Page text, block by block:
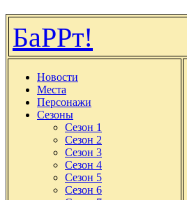
БаРРт!
Новости
Места
Персонажи
Сезоны
Сезон 1
Сезон 2
Сезон 3
Сезон 4
Сезон 5
Сезон 6